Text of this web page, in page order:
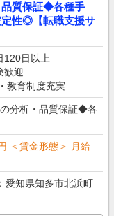
品質保証◆各種手
性◎【転職支援サ
120日以上
歓迎
教育制度充実
分析・品質保証◆各
＜賃金形態＞ 月給
愛知県知多市北浜町